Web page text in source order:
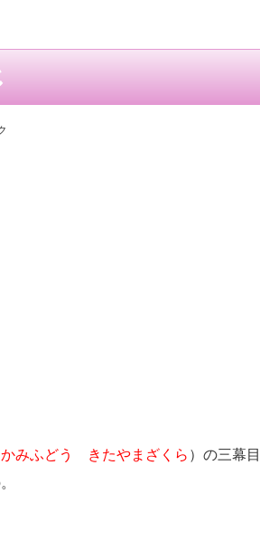
みふどう きたやまざくら ）の三幕目